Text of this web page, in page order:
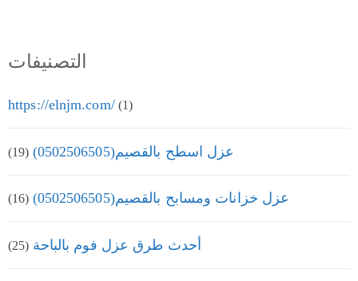
التصنيفات
https://elnjm.com/(1)
عزل اسطح بالقصيم(0502506505) (19)
عزل خزانات ومسابح بالقصيم(0502506505) (16)
أحدث طرق عزل فوم بالباحة (25)